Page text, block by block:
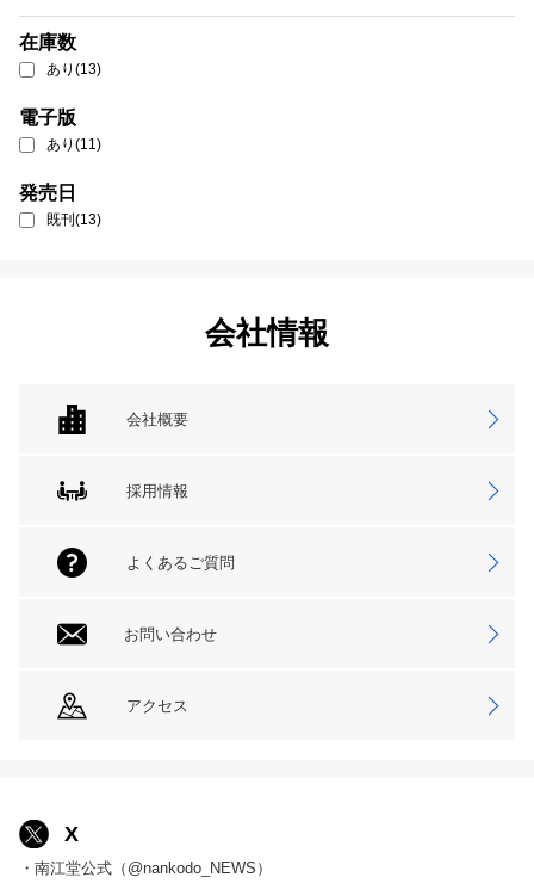
在庫数
あり(13)
電子版
あり(11)
発売日
既刊(13)
会社情報
会社概要
採用情報
よくあるご質問
お問い合わせ
アクセス
X
・南江堂公式（@nankodo_NEWS）